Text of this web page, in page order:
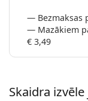
Bezmaksas
Mazākiem
€ 3,49
Skaidra